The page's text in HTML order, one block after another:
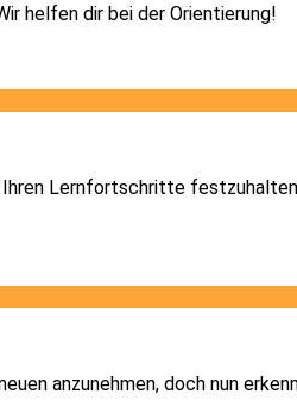
helfen dir bei der Orientierung!
Lernfortschritte
anzunehmen, doch nun